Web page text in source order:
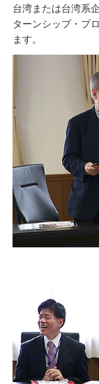
台湾または台湾系
ターンシップ・プ
ます。